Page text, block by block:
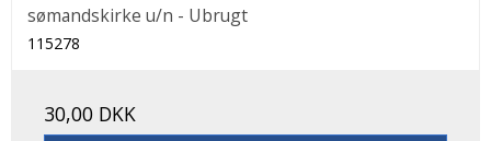
sømandskirke u/n - Ubrugt
115278
30,00 DKK